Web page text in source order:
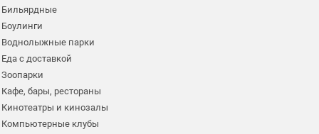
Бильярдные
Боулинги
Воднолыжные парки
Еда с доставкой
Зоопарки
Кафе, бары, рестораны
Кинотеатры и кинозалы
Компьютерные клубы